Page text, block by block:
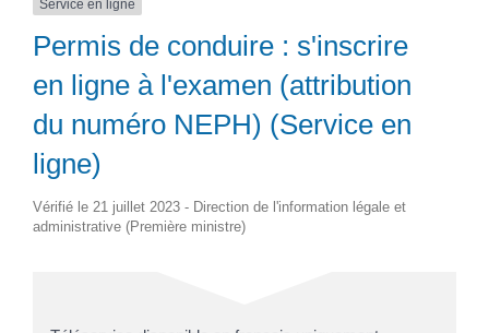
Service en ligne
Permis de conduire : s'inscrire
en ligne à l'examen (attribution
du numéro NEPH) (Service en
ligne)
Vérifié le 21 juillet 2023 - Direction de l'information légale et
administrative (Première ministre)